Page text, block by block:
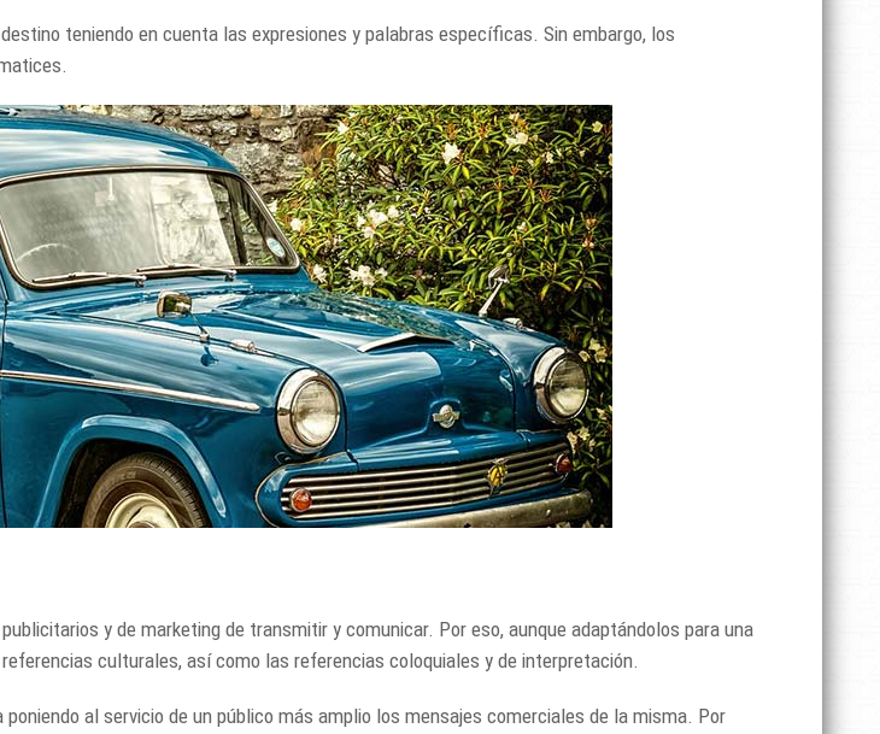
teniendo en cuenta las expresiones y palabras específicas. Sin embargo, los
y de marketing de transmitir y comunicar. Por eso, aunque adaptándolos para una
culturales, así como las referencias coloquiales y de interpretación.
al servicio de un público más amplio los mensajes comerciales de la misma. Por